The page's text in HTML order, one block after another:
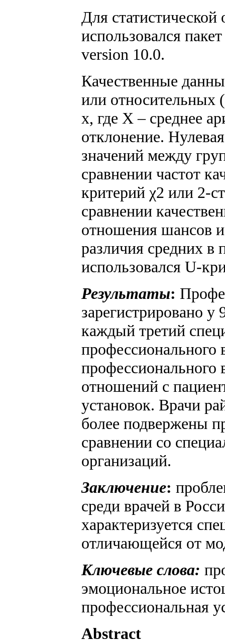
Для статистической
использовался
version 10.0.
Качественные
или относительных
х, где Х – среднее
отклонение.
значений между
сравнении частот
критерий χ2 или 2-
сравнении
отношения шансов
различия средних в
использовался U-
Результаты:
зарегистрировано у
каждый третий
профессионального
профессионального
отношений с
установок. Врачи
более подвержены
сравнении со
организаций.
Заключение:
среди врачей в
характеризуется
отличающейся от
Ключевые слова:
эмоциональное
профессиональная
Abstract